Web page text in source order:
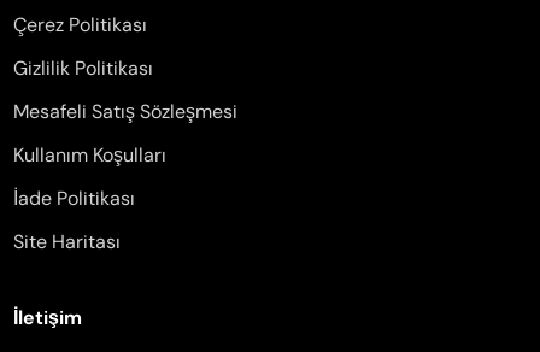
Çerez Politikası
Gizlilik Politikası
Mesafeli Satış Sözleşmesi
Kullanım Koşulları
İade Politikası
Site Haritası
İletişim